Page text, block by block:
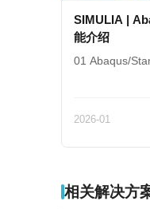
SIMULIA |
能介绍
01 Abaqus/
2026-01
相关解决方